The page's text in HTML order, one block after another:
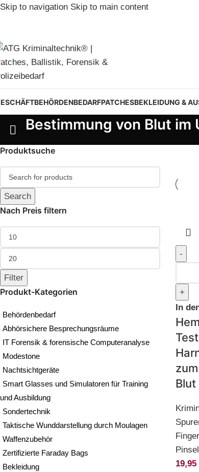
Skip to navigation Skip to main content
BEHÖRDENBEDARFPATCHESBEKLEIDUNG &
Bestimmung von Blut im
Produktsuche
Search
Nach Preis filtern
Filter
Produkt-Kategorien
Behördenbedarf
Abhörsichere Besprechungsräume
IT Forensik & forensische Computeranalyse
Modestone
Nachtsichtgeräte
Smart Glasses und Simulatoren für Training
und Ausbildung
Sondertechnik
Taktische Wunddarstellung durch Moulagen
Waffenzubehör
Zertifizierte Faraday Bags
Bekleidung
In
Pinsel
19,95